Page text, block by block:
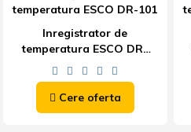
Inregistrator de
temperatura ESCO DR-
101
Cere oferta